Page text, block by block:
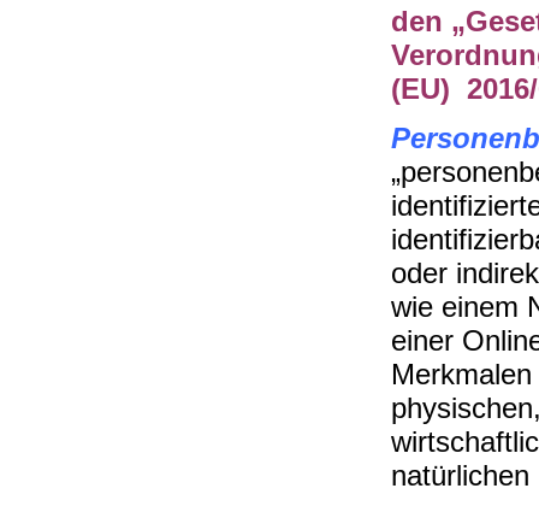
den
(EU)
oder
wie einem
einer